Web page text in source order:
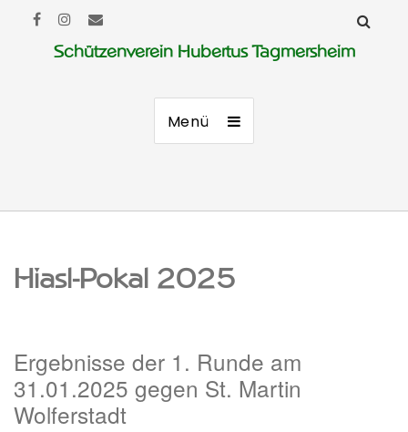
Schützenverein Hubertus Tagmersheim
Menü
Hiasl-Pokal 2025
Ergebnisse der 1. Runde am
31.01.2025 gegen St. Martin
Wolferstadt